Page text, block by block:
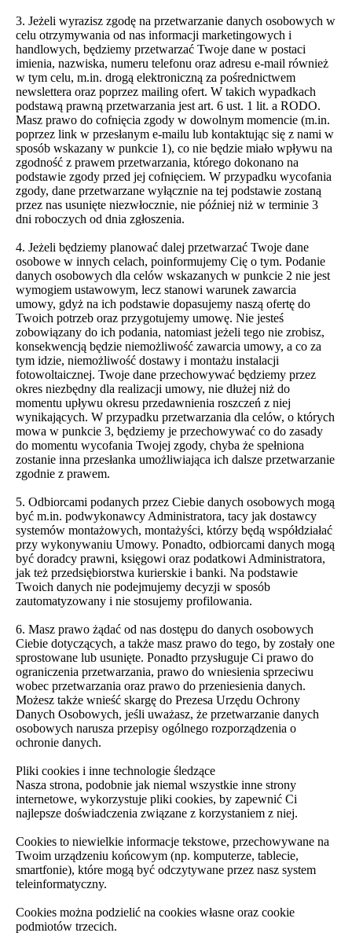
3. Jeżeli wyrazisz zgodę na przetwarzanie danych osobowych w
celu otrzymywania od nas informacji marketingowych i
handlowych, będziemy przetwarzać Twoje dane w postaci
imienia, nazwiska, numeru telefonu oraz adresu e-mail również
w tym celu, m.in. drogą elektroniczną za pośrednictwem
newslettera oraz poprzez mailing ofert. W takich wypadkach
podstawą prawną przetwarzania jest art. 6 ust. 1 lit. a RODO.
Masz prawo do cofnięcia zgody w dowolnym momencie (m.in.
poprzez link w przesłanym e-mailu lub kontaktując się z nami w
sposób wskazany w punkcie 1), co nie będzie miało wpływu na
zgodność z prawem przetwarzania, którego dokonano na
podstawie zgody przed jej cofnięciem. W przypadku wycofania
zgody, dane przetwarzane wyłącznie na tej podstawie zostaną
przez nas usunięte niezwłocznie, nie później niż w terminie 3
dni roboczych od dnia zgłoszenia.
4. Jeżeli będziemy planować dalej przetwarzać Twoje dane
osobowe w innych celach, poinformujemy Cię o tym. Podanie
danych osobowych dla celów wskazanych w punkcie 2 nie jest
wymogiem ustawowym, lecz stanowi warunek zawarcia
umowy, gdyż na ich podstawie dopasujemy naszą ofertę do
Twoich potrzeb oraz przygotujemy umowę. Nie jesteś
zobowiązany do ich podania, natomiast jeżeli tego nie zrobisz,
konsekwencją będzie niemożliwość zawarcia umowy, a co za
tym idzie, niemożliwość dostawy i montażu instalacji
fotowoltaicznej. Twoje dane przechowywać będziemy przez
okres niezbędny dla realizacji umowy, nie dłużej niż do
momentu upływu okresu przedawnienia roszczeń z niej
wynikających. W przypadku przetwarzania dla celów, o których
mowa w punkcie 3, będziemy je przechowywać co do zasady
do momentu wycofania Twojej zgody, chyba że spełniona
zostanie inna przesłanka umożliwiająca ich dalsze przetwarzanie
zgodnie z prawem.
5. Odbiorcami podanych przez Ciebie danych osobowych mogą
być m.in. podwykonawcy Administratora, tacy jak dostawcy
systemów montażowych, montażyści, którzy będą współdziałać
przy wykonywaniu Umowy. Ponadto, odbiorcami danych mogą
być doradcy prawni, księgowi oraz podatkowi Administratora,
jak też przedsiębiorstwa kurierskie i banki. Na podstawie
Twoich danych nie podejmujemy decyzji w sposób
zautomatyzowany i nie stosujemy profilowania.
6. Masz prawo żądać od nas dostępu do danych osobowych
Ciebie dotyczących, a także masz prawo do tego, by zostały one
sprostowane lub usunięte. Ponadto przysługuje Ci prawo do
ograniczenia przetwarzania, prawo do wniesienia sprzeciwu
wobec przetwarzania oraz prawo do przeniesienia danych.
Możesz także wnieść skargę do Prezesa Urzędu Ochrony
Danych Osobowych, jeśli uważasz, że przetwarzanie danych
osobowych narusza przepisy ogólnego rozporządzenia o
ochronie danych.
Pliki cookies i inne technologie śledzące
Nasza strona, podobnie jak niemal wszystkie inne strony
internetowe, wykorzystuje pliki cookies, by zapewnić Ci
najlepsze doświadczenia związane z korzystaniem z niej.
Cookies to niewielkie informacje tekstowe, przechowywane na
Twoim urządzeniu końcowym (np. komputerze, tablecie,
smartfonie), które mogą być odczytywane przez nasz system
teleinformatyczny.
Cookies można podzielić na cookies własne oraz cookie
podmiotów trzecich.